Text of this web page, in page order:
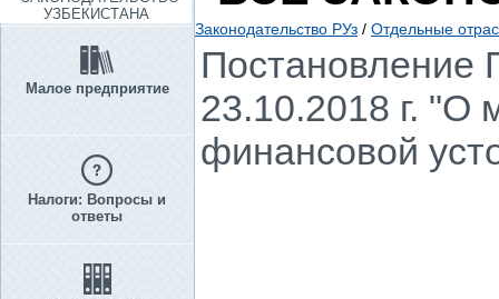
УЗБЕКИСТАНА
Малое предприятие
Налоги: Вопросы и
ответы
Законодательство РУз / Отдельные
Постановление
23.10.2018 г. "О
финансовой